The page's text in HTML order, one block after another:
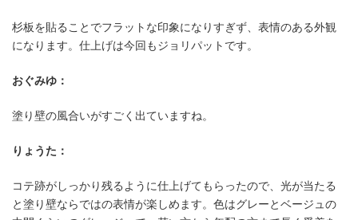
杉板を貼ることでフラットな印象になりすぎず、表情のある外観
になります。仕上げは今回もジョリパットです。
おぐみゆ：
塗り壁の風合いがすごく出ていますね。
りょうた：
コテ跡がしっかり残るように仕上げてもらったので、光が当たる
と塗り壁ならではの表情が楽しめます。色はグレーとベージュの